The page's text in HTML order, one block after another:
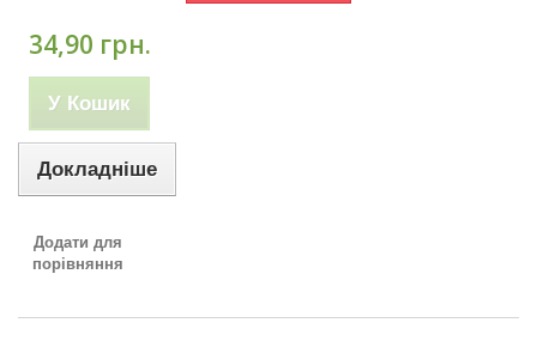
34,90 грн.
У Кошик
Докладніше
Додати для
порівняння